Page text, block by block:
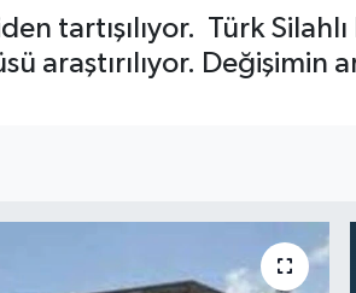
tartışılıyor. Türk
araştırılıyor. Değişimin